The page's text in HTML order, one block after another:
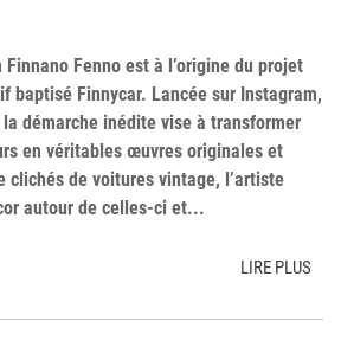
Fenno est à l’origine du projet
baptisé Finnycar. Lancée sur Instagram,
démarche inédite vise à transformer
en véritables œuvres originales et
clichés de voitures vintage, l’artiste
autour de celles-ci et...
LIRE PLUS